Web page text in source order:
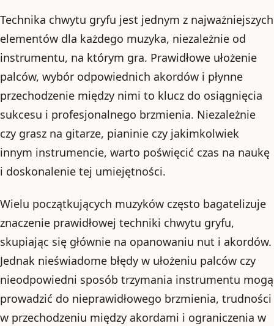
Technika chwytu gryfu jest jednym z najważniejszych
elementów dla każdego muzyka, niezależnie od
instrumentu, na którym gra. Prawidłowe ułożenie
palców, wybór odpowiednich akordów i płynne
przechodzenie między nimi to klucz do osiągnięcia
sukcesu i profesjonalnego brzmienia. Niezależnie
czy grasz na gitarze, pianinie czy jakimkolwiek
innym instrumencie, warto poświęcić czas na naukę
i doskonalenie tej umiejętności.
Wielu początkujących muzyków często bagatelizuje
znaczenie prawidłowej techniki chwytu gryfu,
skupiając się głównie na opanowaniu nut i akordów.
Jednak nieświadome błędy w ułożeniu palców czy
nieodpowiedni sposób trzymania instrumentu mogą
prowadzić do nieprawidłowego brzmienia, trudności
w przechodzeniu między akordami i ograniczenia w